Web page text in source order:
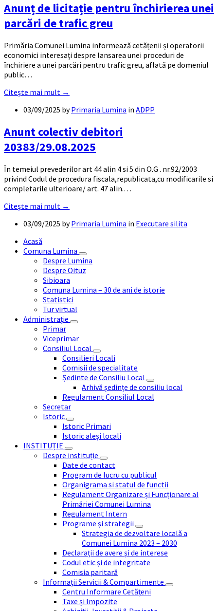
Anunț de licitație pentru închirierea unei
parcări de trafic greu
Primăria Comunei Lumina informează cetățenii și operatorii
economici interesați despre lansarea unei proceduri de
închiriere a unei parcări pentru trafic greu, aflată pe domeniul
public…
Citește mai mult →
03/09/2025 byPrimaria Lumina in ADPP
Anunt colectiv debitori
20383/29.08.2025
În temeiul prevederilor art 44 alin 4 si 5 din O.G . nr.92/2003
privind Codul de procedura fiscala,republicata,cu modificarile si
completarile ulterioare/ art. 47 alin.…
Citește mai mult →
03/09/2025 byPrimaria Lumina in Executare silita
Acasă
Comuna Lumina
Despre Lumina
Despre Oituz
Sibioara
Comuna Lumina – 30 de ani de istorie
Statistici
Tur virtual
Administrație
Primar
Viceprimar
Consiliul Local
Consilieri Locali
Comisii de specialitate
Ședinte de Consiliu Local
Arhivă ședințe de consiliu local
Regulament Consiliul Local
Secretar
Istoric
Istoric Primari
Istoric aleși locali
INSTITUȚIE
Despre instituție
Date de contact
Program de lucru cu publicul
Organigrama si statul de functii
Regulament Organizare și Funcționare al
Primăriei Comunei Lumina
Regulament Intern
Programe și strategii
Strategia de dezvoltare locală a
Comunei Lumina 2023 – 2030
Declarații de avere și de interese
Codul etic și de integritate
Comisia paritară
Informații Servicii & Compartimente
Centru Informare Cetățeni
Taxe și Impozite